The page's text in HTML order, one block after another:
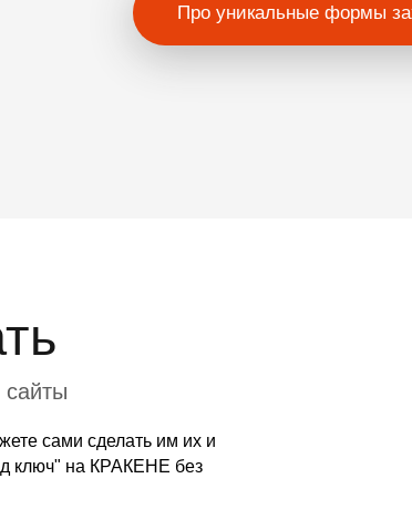
Про уникальные формы
сами сделать им их и
ключ" на КРАКЕНЕ без